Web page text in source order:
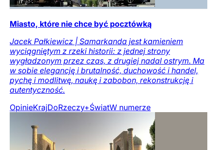
Miasto, które nie chce być pocztówką
Jacek Pałkiewicz | Samarkanda jest kamieniem
wyciągniętym z rzeki historii: z jednej strony
wygładzonym przez czas, z drugiej nadal ostrym. Ma
w sobie elegancję i brutalność, duchowość i handel,
pychę i modlitwę, naukę i zabobon, rekonstrukcję i
autentyczność.
OpinieKrajDoRzeczy+ŚwiatW numerze